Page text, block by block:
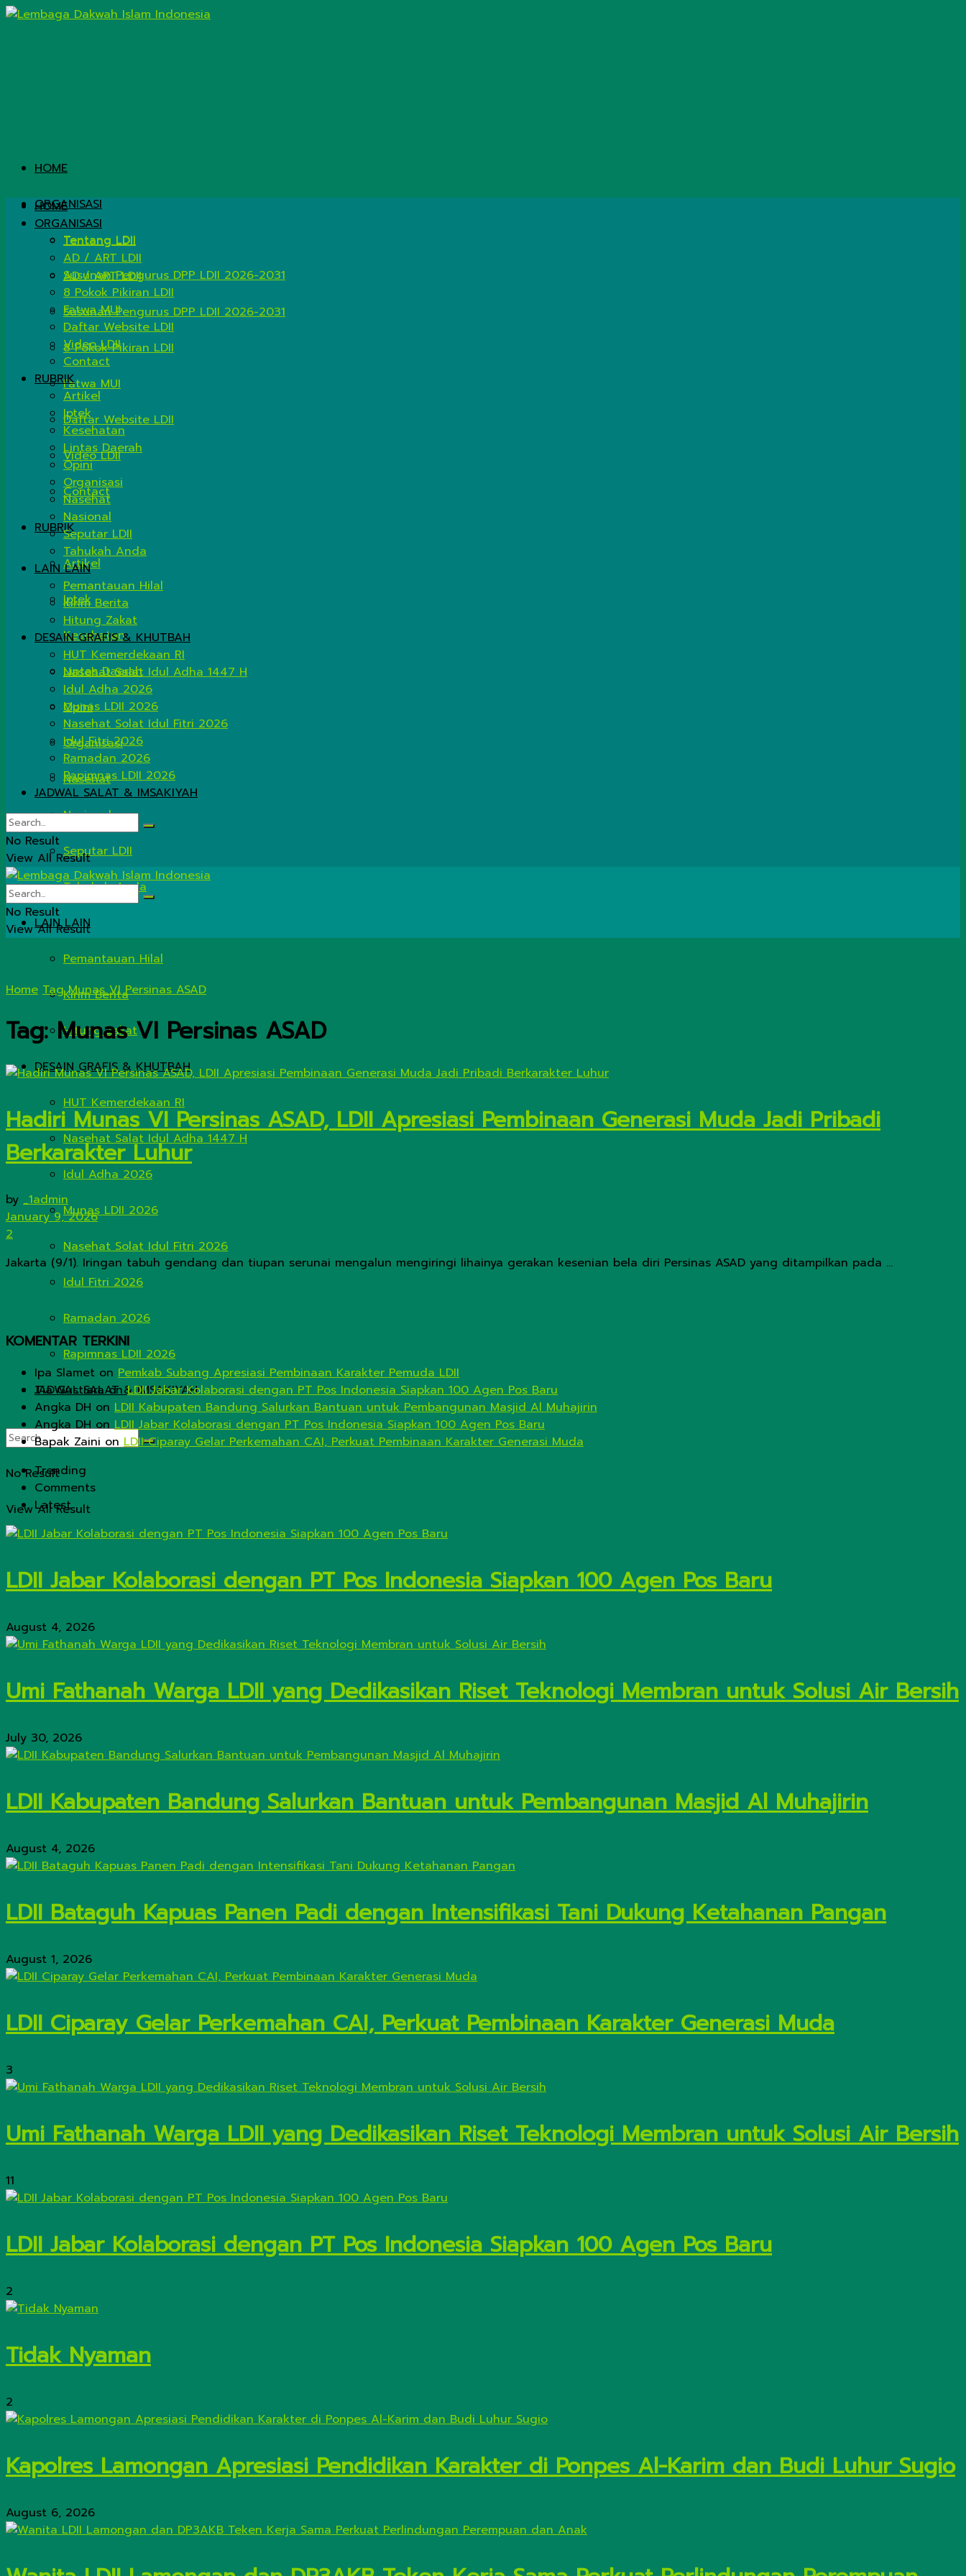
HOME
ORGANISASI
Tentang LDII
AD / ART LDII
Susunan Pengurus DPP LDII 2026-2031
8 Pokok Pikiran LDII
Fatwa MUI
Daftar Website LDII
Video LDII
Contact
RUBRIK
Artikel
Iptek
Kesehatan
Lintas Daerah
Opini
Organisasi
Nasehat
Nasional
Seputar LDII
Tahukah Anda
LAIN LAIN
Pemantauan Hilal
Kirim Berita
Hitung Zakat
DESAIN GRAFIS & KHUTBAH
HUT Kemerdekaan RI
Nasehat Salat Idul Adha 1447 H
Idul Adha 2026
Munas LDII 2026
Nasehat Solat Idul Fitri 2026
Idul Fitri 2026
Ramadan 2026
Rapimnas LDII 2026
JADWAL SALAT & IMSAKIYAH
No Result
View All Result
HOME
ORGANISASI
Tentang LDII
AD / ART LDII
Susunan Pengurus DPP LDII 2026-2031
8 Pokok Pikiran LDII
Fatwa MUI
Daftar Website LDII
Video LDII
Contact
RUBRIK
Artikel
Iptek
Kesehatan
Lintas Daerah
Opini
Organisasi
Nasehat
Nasional
Seputar LDII
Tahukah Anda
LAIN LAIN
Pemantauan Hilal
Kirim Berita
Hitung Zakat
DESAIN GRAFIS & KHUTBAH
HUT Kemerdekaan RI
Nasehat Salat Idul Adha 1447 H
Idul Adha 2026
Munas LDII 2026
Nasehat Solat Idul Fitri 2026
Idul Fitri 2026
Ramadan 2026
Rapimnas LDII 2026
JADWAL SALAT & IMSAKIYAH
No Result
View All Result
No Result
View All Result
Home Tag Munas VI Persinas ASAD
Tag:Munas VI Persinas ASAD
Hadiri Munas VI Persinas ASAD, LDII Apresiasi Pembinaan Generasi Muda Jadi Pribadi
Berkarakter Luhur
by _1admin
January 9, 2026
2
Jakarta (9/1). Iringan tabuh gendang dan tiupan serunai mengalun mengiringi lihainya gerakan kesenian bela diri Persinas ASAD yang ditampilkan pada ...
KOMENTAR TERKINI
Ipa Slamet on Pemkab Subang Apresiasi Pembinaan Karakter Pemuda LDII
Tia GustiaraonLDII Jabar Kolaborasi dengan PT Pos Indonesia Siapkan 100 Agen Pos Baru
Angka DH on LDII Kabupaten Bandung Salurkan Bantuan untuk Pembangunan Masjid Al Muhajirin
Angka DHonLDII Jabar Kolaborasi dengan PT Pos Indonesia Siapkan 100 Agen Pos Baru
Bapak Zaini on LDII Ciparay Gelar Perkemahan CAI, Perkuat Pembinaan Karakter Generasi Muda
Trending
Comments
Latest
LDII Jabar Kolaborasi dengan PT Pos Indonesia Siapkan 100 Agen Pos Baru
August 4, 2026
Umi Fathanah Warga LDII yang Dedikasikan Riset Teknologi Membran untuk Solusi Air Bersih
July 30, 2026
LDII Kabupaten Bandung Salurkan Bantuan untuk Pembangunan Masjid Al Muhajirin
August 4, 2026
LDII Bataguh Kapuas Panen Padi dengan Intensifikasi Tani Dukung Ketahanan Pangan
August 1, 2026
LDII Ciparay Gelar Perkemahan CAI, Perkuat Pembinaan Karakter Generasi Muda
3
Umi Fathanah Warga LDII yang Dedikasikan Riset Teknologi Membran untuk Solusi Air Bersih
11
LDII Jabar Kolaborasi dengan PT Pos Indonesia Siapkan 100 Agen Pos Baru
2
Tidak Nyaman
2
Kapolres Lamongan Apresiasi Pendidikan Karakter di Ponpes Al-Karim dan Budi Luhur Sugio
August 6, 2026